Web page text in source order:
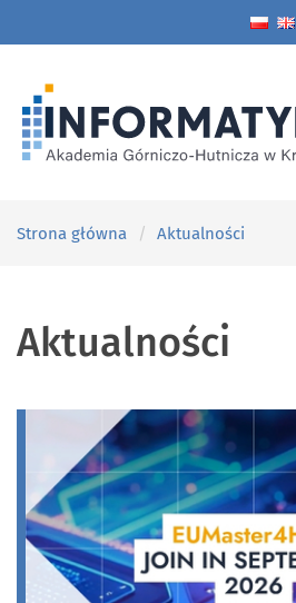
Strona główna Aktualności
Aktualności